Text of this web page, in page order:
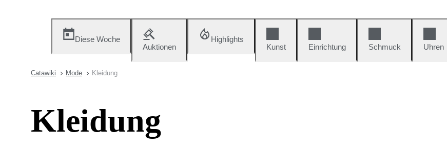
Diese Woche
Auktionen
Highlights
Kunst
Einrichtung Schmuck Uhren
Catawiki Mode Kleidung
Kleidung